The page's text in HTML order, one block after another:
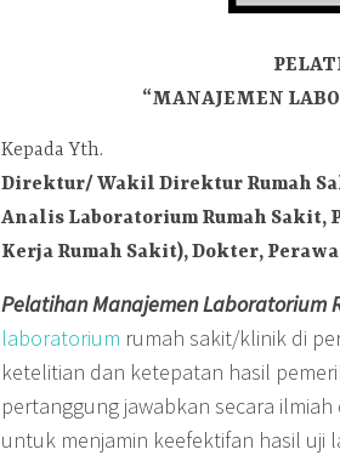
“MANAJEMEN
Kepada Yth.
Direktur/ Wakil Direktur Rumah
Analis Laboratorium Rumah Sakit,
Kerja Rumah Sakit), Dokter,
Pelatihan Manajemen Laboratorium
laboratorium rumah sakit/klinik di
ketelitian dan ketepatan hasil
pertanggung jawabkan secara
untuk menjamin keefektifan hasil uji